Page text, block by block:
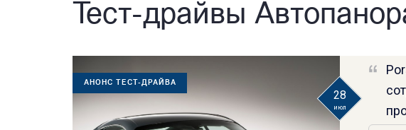
Тест-драйвы
АНОНС ТЕСТ-ДРАЙВА
28
июл